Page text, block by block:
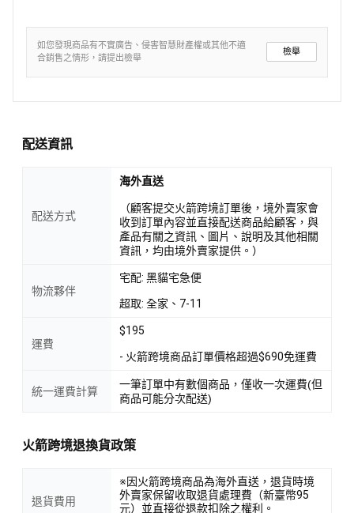
如您發現商品有不實廣告、侵害智慧財產權或其他不適
合銷售之情形，請提出檢舉
檢舉
配送資訊
配送方式
海外直送
（顧客提交火箭跨境訂單後，境外賣家會
收到訂單內容並直接配送商品給顧客，與
產品有關之資訊、圖片、說明及其他相關
資訊，均由境外賣家提供。）
物流夥伴
宅配: 黑貓宅急便
超取: 全家、7-11
運費
$195
- 火箭跨境商品訂單價格超過$690免運費
統一運費計算
一筆訂單中有數個商品，僅收一次運費(但
商品可能分次配送)
火箭跨境退換貨政策
退貨費用
※因火箭跨境商品為海外直送，退貨時境
外賣家保留收取退貨處理費（新臺幣95
元）並直接從退款扣除之權利。